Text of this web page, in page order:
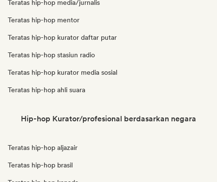
Teratas hip-hop media/jurnalis
Teratas hip-hop mentor
Teratas hip-hop kurator daftar putar
Teratas hip-hop stasiun radio
Teratas hip-hop kurator media sosial
Teratas hip-hop ahli suara
Hip-hop Kurator/profesional berdasarkan negara
Teratas hip-hop aljazair
Teratas hip-hop brasil